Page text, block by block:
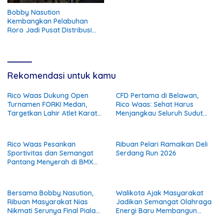
Bobby Nasution
Kembangkan Pelabuhan
Roro Jadi Pusat Distribusi
Rekomendasi untuk kamu
Rico Waas Dukung Open
Turnamen FORKI Medan,
Targetkan Lahir Atlet Karate
CFD Pertama di Belawan,
Rico Waas: Sehat Harus
Menjangkau Seluruh Sudut
Rico Waas Pesankan
Sportivitas dan Semangat
Pantang Menyerah di BMX
Ribuan Pelari Ramaikan Deli
Serdang Run 2026
Bersama Bobby Nasution,
Ribuan Masyarakat Nias
Nikmati Serunya Final Piala
Walikota Ajak Masyarakat
Jadikan Semangat Olahraga
Energi Baru Membangun